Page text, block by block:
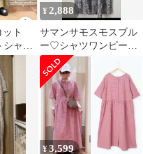
ト
シャツ
ンサ
¥2,888
サマンサモスモスブル
ー♡シャツワンピース
♡ロング♡パープルベ
ースF
¥3,599